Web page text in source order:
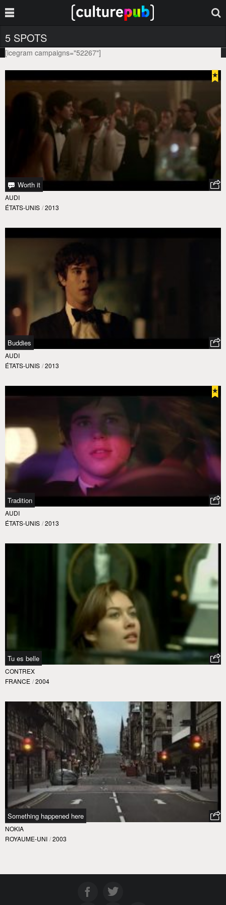
5 SPOTS
[icegram campaigns="52267"]
Worth it
AUDI
ÉTATS-UNIS / 2013
Buddies
AUDI
ÉTATS-UNIS / 2013
Tradition
AUDI
ÉTATS-UNIS / 2013
Tu es belle
CONTREX
FRANCE / 2004
Something happened here
NOKIA
ROYAUME-UNI / 2003